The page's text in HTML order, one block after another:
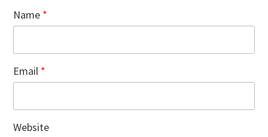
Name *
Email *
Website